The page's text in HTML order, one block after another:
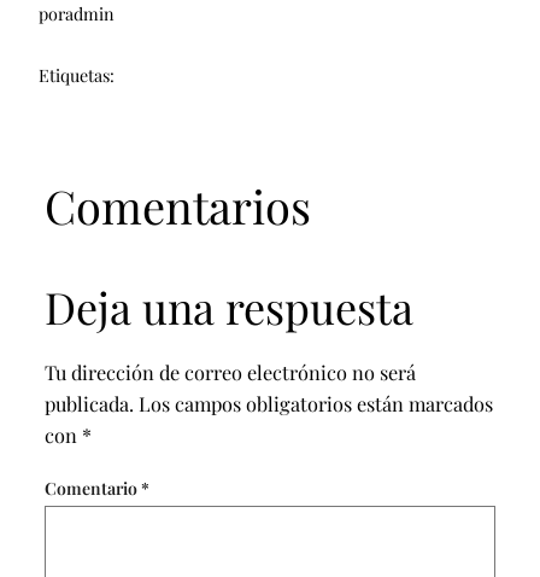
poradmin
Etiquetas:
Comentarios
Deja una respuesta
Tu dirección de correo electrónico no será
publicada. Los campos obligatorios están marcados
con *
Comentario*